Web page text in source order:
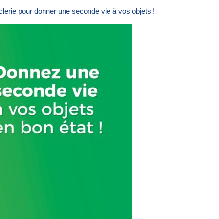
pour donner une seconde vie à vos objets !